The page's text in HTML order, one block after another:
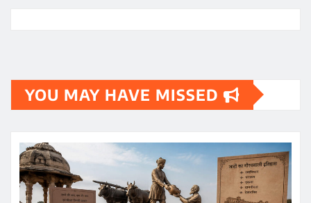
YOU MAY HAVE MISSED